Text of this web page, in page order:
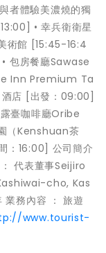
者體驗美濃燒的獨
• ︎幸兵衛衛星
術館 [15:45-16:4
包房餐廳Sawase
Inn Premium Ta
店 [出發：09:00]
臺咖啡廳Oribe
（Kenshuan茶
：16:00] 公司簡介
代表董事Seijiro
cho, Kas
務內容 ： 旅遊
www.tourist-